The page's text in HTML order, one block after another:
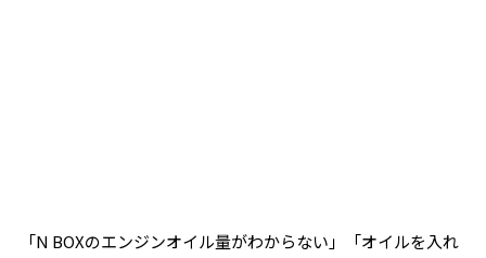
「N BOXのエンジンオイル量がわからない」「オイルを入れ